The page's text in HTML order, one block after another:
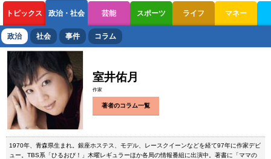
トピックス 政治・社会 芸能 スポーツ ライフ マネー
ボートレース 競輪 オートレース
政治 社会 事件 コラム
室井佑月
作家
著者のコラム一覧
1970年、青森県生まれ。銀座ホステス、モデル、レースクイーンなどを経て97年に作家デビ
ュー。TBS系「ひるおび！」木曜レギュラーほか各局の情報番組に出演中。著書に「ママの